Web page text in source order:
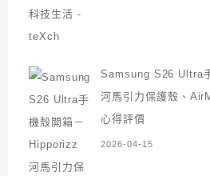
Samsung S26 Ultra
河馬引力保護殼、
心得評價
2026-04-15